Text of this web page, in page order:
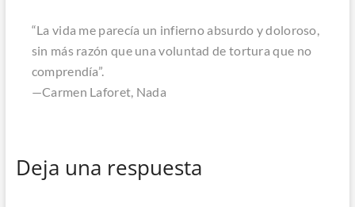
“La vida me parecía un infierno absurdo y doloroso,
sin más razón que una voluntad de tortura que no
comprendía”.
—Carmen Laforet, Nada
Deja una respuesta